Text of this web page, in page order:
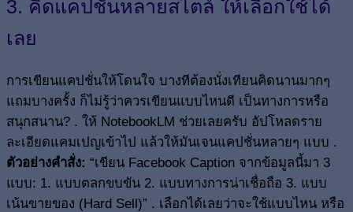
3. คิดแคปชั่นหลายสไตล์ ให้เลือกใช้ได้
เลย
การเขียนแคปชั่นให้โดนใจ บางทีต้องนั่งเทียนคิดนานมากๆ
แถมบางครั้ง ก็ไม่รู้ว่าควรเขียนแบบไหนดี เป็นทางการหรือ
สนุกสนาน? . ให้ NotebookLM ช่วยเลยครับ อัปโหลดราย
ละเอียดแคมเปญเข้าไป แล้วให้มันเจนแคปชั่นหลายๆ แบบ .
ตัวอย่างคำสั่ง: “เขียน Facebook Caption จากข้อมูลนี้มา 3
แบบ: 1. แบบตลกขบขัน 2. แบบทางการน่าเชื่อถือ 3. แบบ
เน้นขายของ (Hard Sell)” . เลือกได้เลยว่าจะใช้แบบไหน หรือ